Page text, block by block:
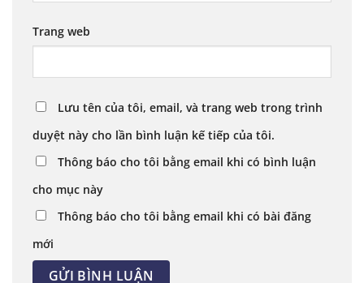
Trang web
Lưu tên của tôi, email, và trang web trong trình
duyệt này cho lần bình luận kế tiếp của tôi.
Thông báo cho tôi bằng email khi có bình luận
cho mục này
Thông báo cho tôi bằng email khi có bài đăng
mới